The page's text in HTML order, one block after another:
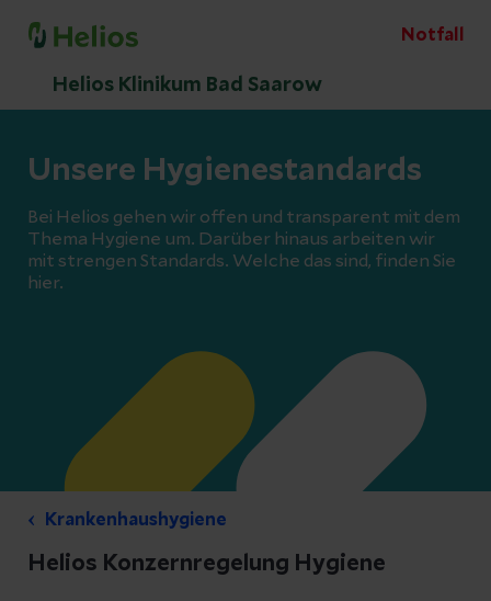
Notfall
Helios Klinikum Bad Saarow
Unsere Hygienestandards
Bei Helios gehen wir offen und transparent mit dem
Thema Hygiene um. Darüber hinaus arbeiten wir
mit strengen Standards. Welche das sind, finden Sie
hier.
Krankenhaushygiene
Helios Konzernregelung Hygiene